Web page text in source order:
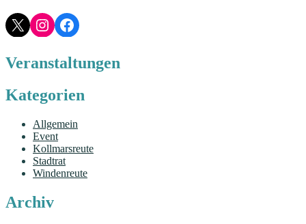
X Instagram
Facebook
Veranstaltungen
Kategorien
Allgemein
Event
Kollmarsreute
Stadtrat
Windenreute
Archiv